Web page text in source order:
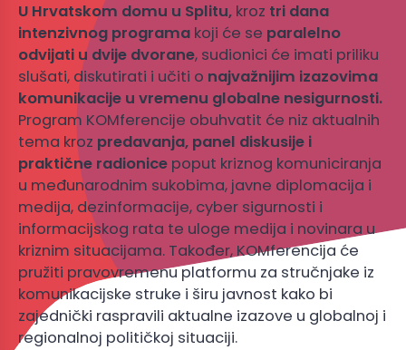
U Hrvatskom domu u Splitu, kroz tri dana
intenzivnog programa koji će se paralelno
odvijati u dvije dvorane, sudionici će imati priliku
slušati, diskutirati i učiti o najvažnijim izazovima
komunikacije u vremenu globalne nesigurnosti.
Program KOMferencije obuhvatit će niz aktualnih
tema kroz predavanja, panel diskusije i
praktične radionice poput kriznog komuniciranja
u međunarodnim sukobima, javne diplomacija i
medija, dezinformacije, cyber sigurnosti i
informacijskog rata te uloge medija i novinara u
kriznim situacijama. Također, KOMferencija će
pružiti pravovremenu platformu za stručnjake iz
komunikacijske struke i širu javnost kako bi
zajednički raspravili aktualne izazove u globalnoj i
regionalnoj političkoj situaciji.